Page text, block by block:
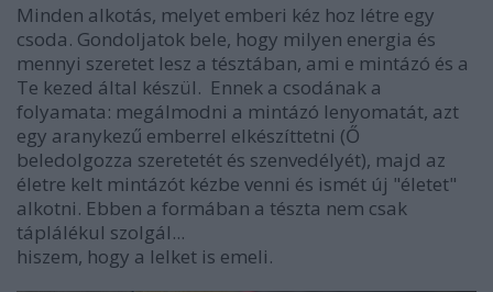
Minden alkotás, melyet emberi kéz hoz létre egy
csoda. Gondoljatok bele, hogy milyen energia és
mennyi szeretet lesz a tésztában, ami e mintázó és a
Te kezed által készül. Ennek a csodának a
folyamata: megálmodni a mintázó lenyomatát, azt
egy aranykezű emberrel elkészíttetni (Ő
beledolgozza szeretetét és szenvedélyét), majd az
életre kelt mintázót kézbe venni és ismét új "életet"
alkotni. Ebben a formában a tészta nem csak
táplálékul szolgál...
hiszem, hogy a lelket is emeli.